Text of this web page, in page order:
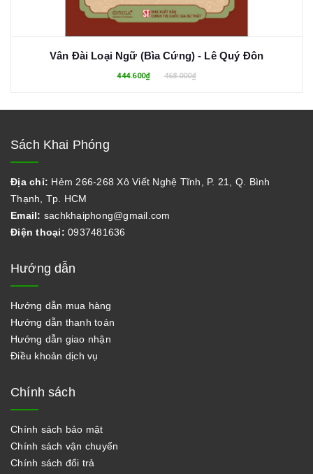
Vân Đài Loại Ngữ (Bìa Cứng) - Lê Quý Đôn
444.600₫ 468.000₫
Sách Khai Phóng
Địa chỉ: Hẻm 266-268 Xô Viết Nghệ Tĩnh, P. 21, Q. Bình
Thạnh, Tp. HCM
Email: sachkhaiphong@gmail.com
Điện thoại: 0937481636
Hướng dẫn
Hướng dẫn mua hàng
Hướng dẫn thanh toán
Hướng dẫn giao nhận
Điều khoản dịch vụ
Chính sách
Chính sách bảo mật
Chính sách vận chuyển
Chính sách đổi trả